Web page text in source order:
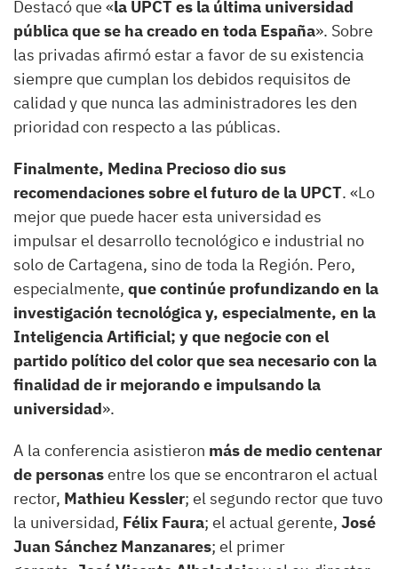
Destacó que «la UPCT es la última universidad
pública que se ha creado en toda España». Sobre
las privadas afirmó estar a favor de su existencia
siempre que cumplan los debidos requisitos de
calidad y que nunca las administradores les den
prioridad con respecto a las públicas.
Finalmente, Medina Precioso dio sus
recomendaciones sobre el futuro de la UPCT. «Lo
mejor que puede hacer esta universidad es
impulsar el desarrollo tecnológico e industrial no
solo de Cartagena, sino de toda la Región. Pero,
especialmente, que continúe profundizando en la
investigación tecnológica y, especialmente, en la
Inteligencia Artificial; y que negocie con el
partido político del color que sea necesario con la
finalidad de ir mejorando e impulsando la
universidad».
A la conferencia asistieron más de medio centenar
de personasentre los que se encontraron el actual
rector, Mathieu Kessler; el segundo rector que tuvo
la universidad, Félix Faura; el actual gerente, José
Juan Sánchez Manzanares; el primer